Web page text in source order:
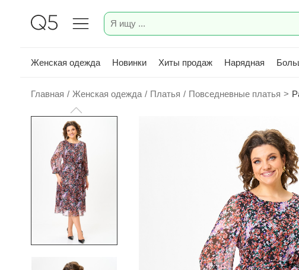
Женская одежда Новинки Хиты продаж Нарядная
Главная / Женская одежда / Платья / Повседневные платья >